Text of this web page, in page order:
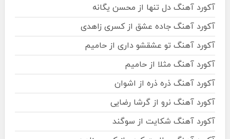
آکورد آهنگ دل تنها از محسن یگانه
آکورد آهنگ جاده عشق از کسری زاهدی
آکورد آهنگ تو عشقشو داری از حامیم
آکورد آهنگ مثلا از حامیم
آکورد آهنگ ذره ذره از اشوان
آکورد آهنگ نرو از گرشا رضایی
آکورد آهنگ شکایت از سوگند